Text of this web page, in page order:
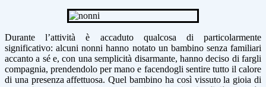
Durante l’attività è accaduto qualcosa di particolarmente
significativo: alcuni nonni hanno notato un bambino senza familiari
accanto a sé e, con una semplicità disarmante, hanno deciso di fargli
compagnia, prendendolo per mano e facendogli sentire tutto il calore
di una presenza affettuosa. Quel bambino ha così vissuto la gioia di